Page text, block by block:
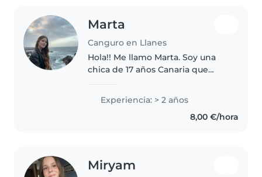
Marta
Canguro en Llanes
Hola!! Me llamo Marta. Soy una
chica de 17 años Canaria que
Llanes desde que era pequeña.
Actualmente cursó bachillerato
además de practicar deporte..
Experiencia: > 2 años
8,00 €/hora
Miryam